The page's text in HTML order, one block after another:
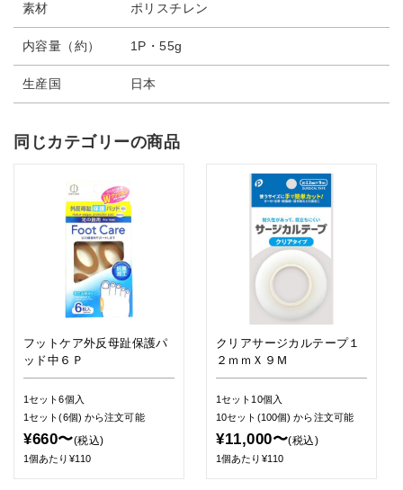
素材 ポリスチレン
内容量（約） 1P・55g
生産国 日本
同じカテゴリーの商品
フットケア外反母趾保護パ
ッド中６Ｐ
1セット6個入
1セット(6個) から注文可能
¥660〜(税込)
1個あたり¥110
クリアサージカルテープ１
２ｍｍＸ９Ｍ
1セット10個入
10セット(100個)から注文可能
¥11,000〜(税込)
1個あたり¥110